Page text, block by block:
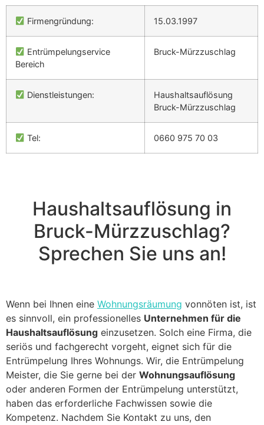
Firmengründung: 15.03.1997
Entrümpelungservice
Bereich
Bruck-Mürzzuschlag
Dienstleistungen:
Haushaltsauflösung
Bruck-Mürzzuschlag
Tel: 0660 975 70 03
Haushaltsauflösung in
Bruck-Mürzzuschlag?
Sprechen Sie uns an!
Wenn bei Ihnen eine Wohnungsräumung vonnöten ist, ist
es sinnvoll, ein professionelles Unternehmen für die
Haushaltsauflösung einzusetzen. Solch eine Firma, die
seriös und fachgerecht vorgeht, eignet sich für die
Entrümpelung Ihres Wohnungs. Wir, die Entrümpelung
Meister, die Sie gerne bei der Wohnungsauflösung
oder anderen Formen der Entrümpelung unterstützt,
haben das erforderliche Fachwissen sowie die
Kompetenz. Nachdem Sie Kontakt zu uns, den